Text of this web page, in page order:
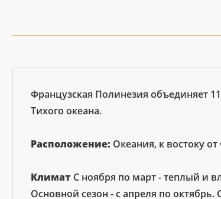
Французская Полинезия объединяет
Тихого океана.
Расположение: Океания, к востоку
Климат С ноября по март - теплый и
Основной сезон - с апреля по октябрь.